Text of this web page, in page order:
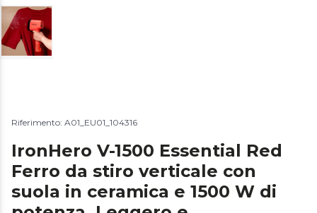
Riferimento: A01_EU01_104316
IronHero V-1500 Essential Red
Ferro da stiro verticale con
suola in ceramica e 1500 W di